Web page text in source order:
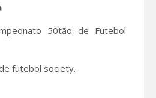
50tão de Futebol
futebol society.